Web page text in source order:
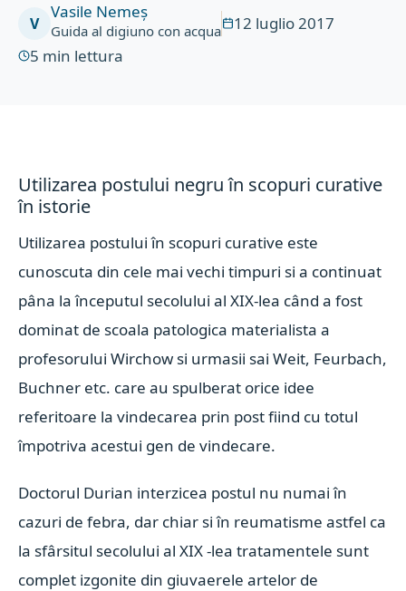
V
Vasile Nemeș
Guida al digiuno con acqua
12 luglio 2017
5 min lettura
Utilizarea postului negru în scopuri curative
în istorie
Utilizarea postului în scopuri curative este
cunoscuta din cele mai vechi timpuri si a continuat
pâna la începutul secolului al XIX-lea când a fost
dominat de scoala patologica materialista a
profesorului Wirchow si urmasii sai Weit, Feurbach,
Buchner etc. care au spulberat orice idee
referitoare la vindecarea prin post fiind cu totul
împotriva acestui gen de vindecare.
Doctorul Durian interzicea postul nu numai în
cazuri de febra, dar chiar si în reumatisme astfel ca
la sfârsitul secolului al XIX -lea tratamentele sunt
complet izgonite din giuvaerele artelor de